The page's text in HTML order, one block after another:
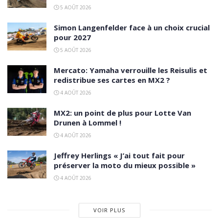
5 AOÛT 2026
Simon Langenfelder face à un choix crucial
pour 2027
5 AOÛT 2026
Mercato: Yamaha verrouille les Reisulis et
redistribue ses cartes en MX2 ?
4 AOÛT 2026
MX2: un point de plus pour Lotte Van
Drunen à Lommel !
4 AOÛT 2026
Jeffrey Herlings « J’ai tout fait pour
préserver la moto du mieux possible »
4 AOÛT 2026
VOIR PLUS